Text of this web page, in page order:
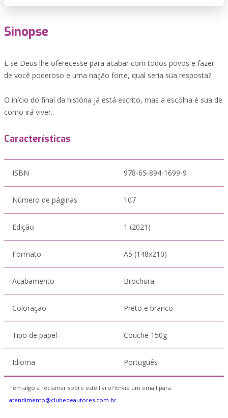
Sinopse
E se Deus lhe oferecesse para acabar com todos povos e fazer
de você poderoso e uma nação forte, qual seria sua resposta?
O início do final da história já está escrito, mas a escolha é sua de
como irá viver.
Características
ISBN 978-65-894-1699-9
Número de páginas 107
Edição 1 (2021)
Formato A5 (148x210)
Acabamento Brochura
Coloração Preto e branco
Tipo de papel Couche 150g
Idioma Português
Tem algo a reclamar sobre este livro? Envie um email para
atendimento@clubedeautores.com.br